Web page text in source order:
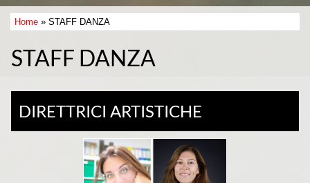
Home » STAFF DANZA
STAFF DANZA
DIRETTRICI ARTISTICHE